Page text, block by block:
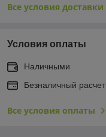
Все условия доставки
Условия оплаты
Наличными
Безналичный расчет
Все условия оплаты